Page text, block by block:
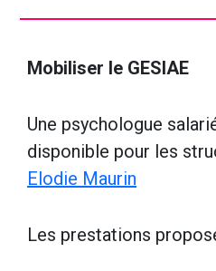
Mobiliser le GESIAE
Une psychologue
disponible pour les
Elodie Maurin
Les prestations